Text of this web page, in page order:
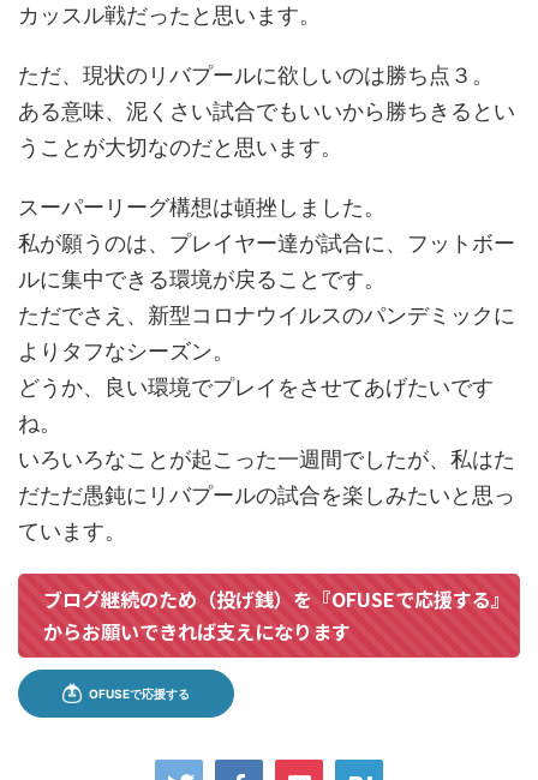
カッスル戦だったと思います。
ただ、現状のリバプールに欲しいのは勝ち点３。
ある意味、泥くさい試合でもいいから勝ちきるとい
うことが大切なのだと思います。
スーパーリーグ構想は頓挫しました。
私が願うのは、プレイヤー達が試合に、フットボー
ルに集中できる環境が戻ることです。
ただでさえ、新型コロナウイルスのパンデミックに
よりタフなシーズン。
どうか、良い環境でプレイをさせてあげたいです
ね。
いろいろなことが起こった一週間でしたが、私はた
だただ愚鈍にリバプールの試合を楽しみたいと思っ
ています。
ブログ継続のため（投げ銭）を『OFUSEで応援する』
からお願いできれば支えになります